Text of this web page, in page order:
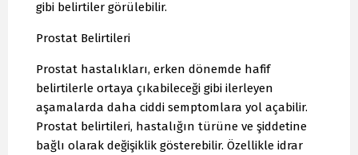
gibi belirtiler görülebilir.
Prostat Belirtileri
Prostat hastalıkları, erken dönemde hafif
belirtilerle ortaya çıkabileceği gibi ilerleyen
aşamalarda daha ciddi semptomlara yol açabilir.
Prostat belirtileri, hastalığın türüne ve şiddetine
bağlı olarak değişiklik gösterebilir. Özellikle idrar